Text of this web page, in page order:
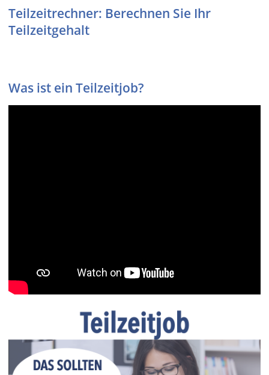
Teilzeitrechner: Berechnen Sie Ihr
Teilzeitgehalt
Was ist ein Teilzeitjob?